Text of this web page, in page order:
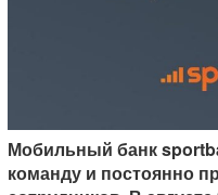
Мобильный банк
команду и постоянно